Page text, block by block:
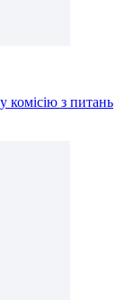
комісію з питань